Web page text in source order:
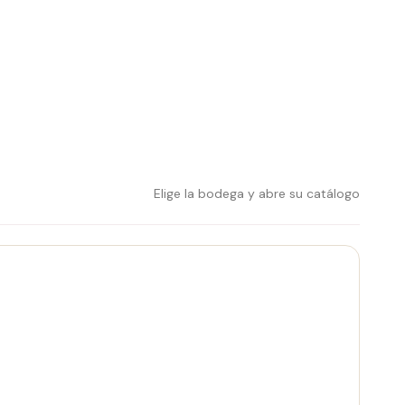
Elige la bodega y abre su catálogo